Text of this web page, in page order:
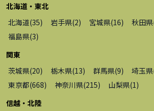
北海道・東北
北海道(35) 岩手県(2) 宮城県(16) 秋田県
福島県(3)
関東
茨城県(20) 栃木県(13) 群馬県(9) 埼玉県
東京都(668) 神奈川県(215) 山梨県(1 )
信越・北陸